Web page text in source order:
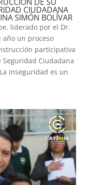
CIUDADANA
SIMÓN BOLÍVAR
liderado por el Dr.
un proceso
participativa
Ciudadana
inseguridad es un